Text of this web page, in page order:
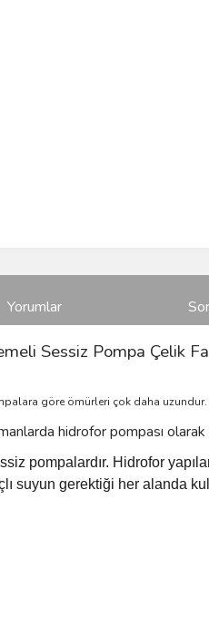
Yorumlar
Sessiz Pompa Çelik
göre ömürleri çok daha uzundur.
hidrofor pompası olarak
pompalardır. Hidrofor
suyun gerektiği her alanda